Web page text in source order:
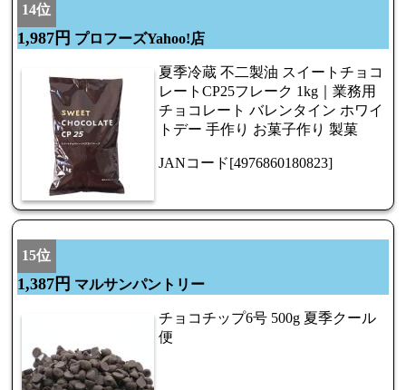
14位
1,987円 プロフーズYahoo!店
夏季冷蔵 不二製油 スイートチョコ
レートCP25フレーク 1kg｜業務用
チョコレート バレンタイン ホワイ
トデー 手作り お菓子作り 製菓
JANコード[4976860180823]
15位
1,387円 マルサンパントリー
チョコチップ6号 500g 夏季クール
便